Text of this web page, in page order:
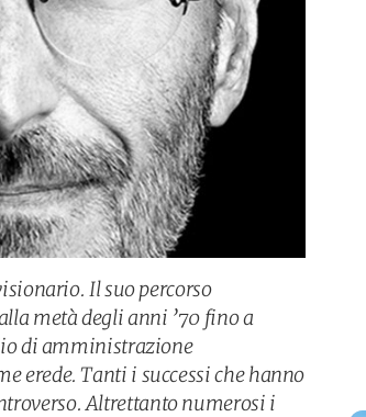
Il suo percorso
metà degli anni ’70 fino a
di amministrazione
erede. Tanti i successi che hanno
Altrettanto numerosi i